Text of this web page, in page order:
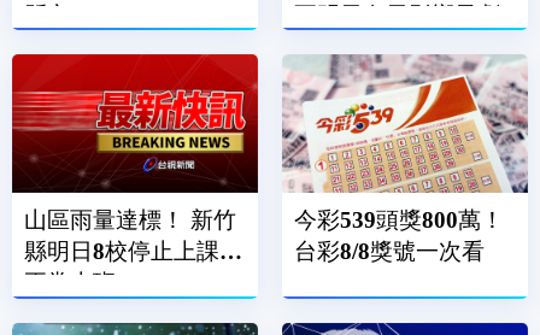
縣市」
至明天白天影響最劇
山區雨量達標！ 新竹
縣明日8校停止上課、
正常上班
今彩539頭獎800萬！
台彩8/8獎號一次看